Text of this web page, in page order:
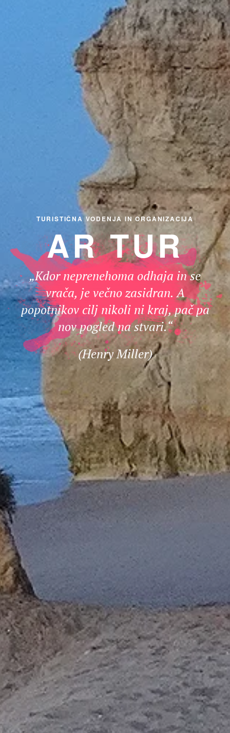
TURISTIČNA VODENJA IN ORGANIZACIJA
AR TUR
„Kdor neprenehoma odhaja in se
vrača, je večno zasidran. A
popotnikov cilj nikoli ni kraj, pač pa
nov pogled na stvari.“
(Henry Miller)